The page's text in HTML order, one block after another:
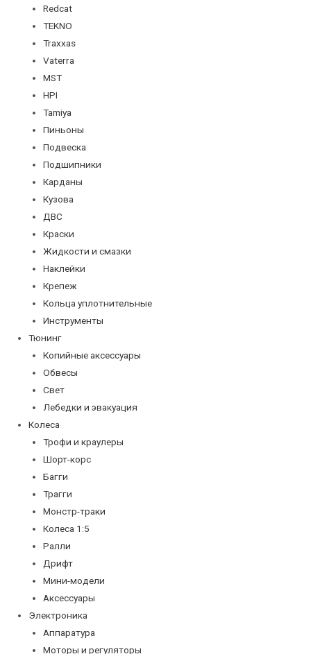
Redcat
TEKNO
Traxxas
Vaterra
MST
HPI
Tamiya
Пиньоны
Подвеска
Подшипники
Карданы
Кузова
ДВС
Краски
Жидкости и смазки
Наклейки
Крепеж
Кольца уплотнительные
Инструменты
Тюнинг
Копийные аксессуары
Обвесы
Свет
Лебедки и эвакуация
Колеса
Трофи и краулеры
Шорт-корс
Багги
Трагги
Монстр-траки
Колеса 1:5
Ралли
Дрифт
Мини-модели
Аксессуары
Электроника
Аппаратура
Моторы и регуляторы